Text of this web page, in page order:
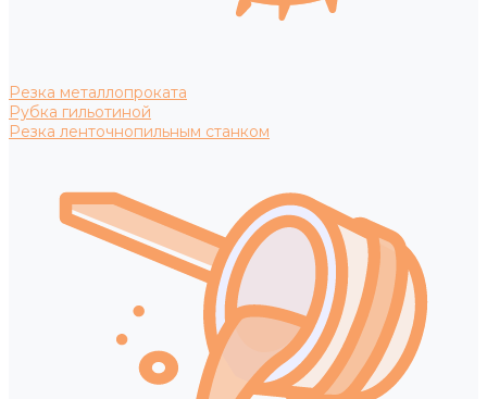
Резка металлопроката
Рубка гильотиной
Резка ленточнопильным станком